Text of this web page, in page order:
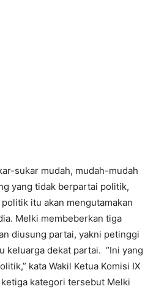
sukar mudah, mudah-mudah
yang tidak berpartai politik,
itu akan mengutamakan
Melki membeberkan tiga
diusung partai, yakni petinggi
keluarga dekat partai. “Ini yang
kata Wakil Ketua Komisi IX
ketiga kategori tersebut Melki